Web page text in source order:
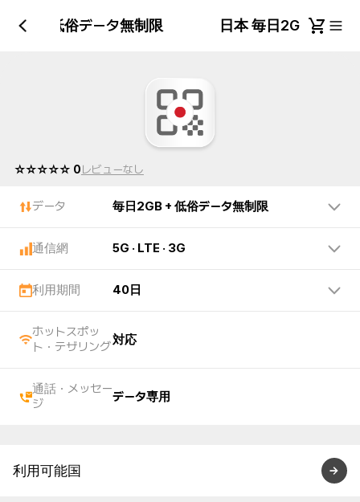
+ 低俗データ無制限 日本 毎日2GB + 低
☆☆☆☆☆ 0レビューなし
データ 毎日2GB + 低俗データ無制限
通信網 5G · LTE · 3G
利用期間 40日
ホットスポッ
ト・テザリング
対応
通話・メッセー
ジ
データ専用
利用可能国